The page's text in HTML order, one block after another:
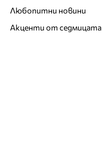
Любопитни новини
Акценти от седмицата